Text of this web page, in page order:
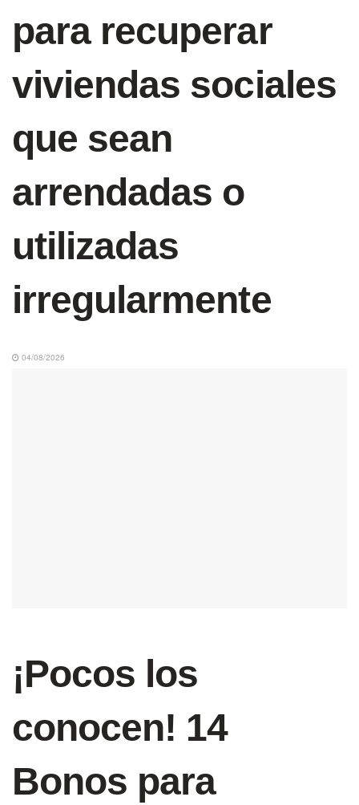
para recuperar
viviendas sociales
que sean
arrendadas o
utilizadas
irregularmente
04/08/2026
¡Pocos los
conocen! 14
Bonos para